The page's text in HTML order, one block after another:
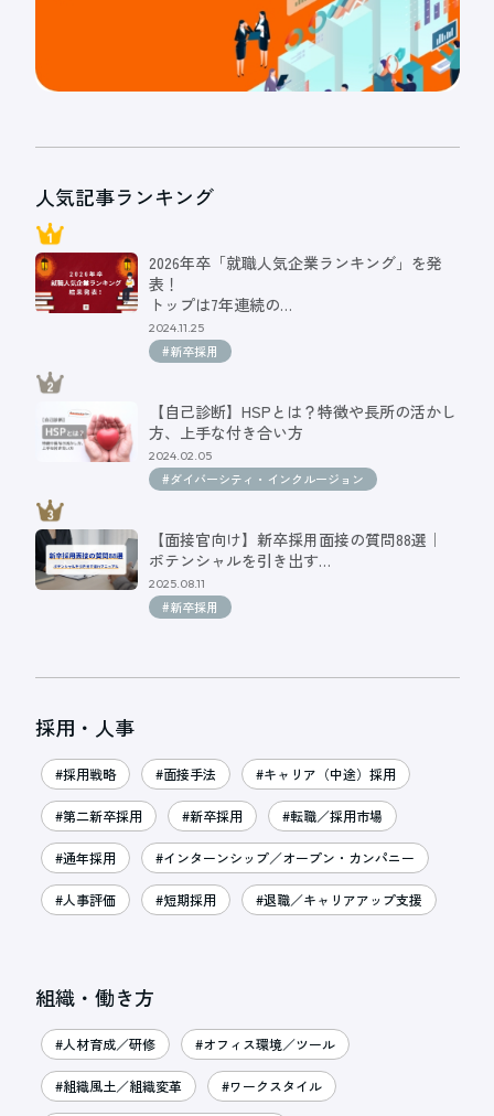
人気記事ランキング
2026年卒「就職人気企業ランキング」を発
表！
トップは7年連続の…
2024.11.25
#新卒採用
【自己診断】HSPとは？特徴や長所の活かし
方、上手な付き合い方
2024.02.05
#ダイバーシティ・インクルージョン
【面接官向け】新卒採用面接の質問88選｜
ポテンシャルを引き出す…
2025.08.11
#新卒採用
採用・人事
#採用戦略 #面接手法 #キャリア（中途）採用
#第二新卒採用 #新卒採用 #転職／採用市場
#通年採用 #インターンシップ／オープン・カンパニー
#人事評価 #短期採用 #退職／キャリアアップ支援
組織・働き方
#人材育成／研修 #オフィス環境／ツール
#組織風土／組織変革 #ワークスタイル